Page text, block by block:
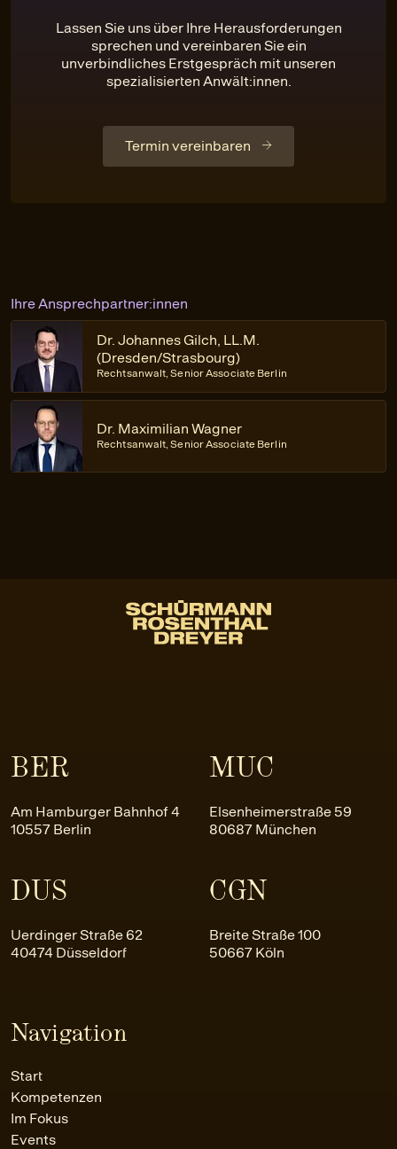
Lassen Sie uns über Ihre Herausforderungen
sprechen und vereinbaren Sie ein
unverbindliches Erstgespräch mit unseren
spezialisierten Anwält:innen.
Termin vereinbaren
Ihre Ansprechpartner:innen
Dr. Johannes Gilch, LL.M.
(Dresden/Strasbourg)
Rechtsanwalt, Senior Associate Berlin
Dr. Maximilian Wagner
Rechtsanwalt, Senior Associate Berlin
BER
Am Hamburger Bahnhof 4
10557 Berlin
MUC
Elsenheimerstraße 59
80687 München
DUS
Uerdinger Straße 62
40474 Düsseldorf
CGN
Breite Straße 100
50667 Köln
Navigation
Start
Kompetenzen
Im Fokus
Events